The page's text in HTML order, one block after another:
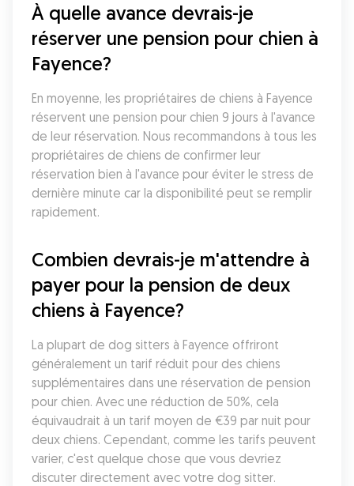
À quelle avance devrais-je
réserver une pension pour chien à
Fayence?
En moyenne, les propriétaires de chiens à Fayence
réservent une pension pour chien 9 jours à l'avance
de leur réservation. Nous recommandons à tous les
propriétaires de chiens de confirmer leur
réservation bien à l'avance pour éviter le stress de
dernière minute car la disponibilité peut se remplir
rapidement.
Combien devrais-je m'attendre à
payer pour la pension de deux
chiens à Fayence?
La plupart de dog sitters à Fayence offriront
généralement un tarif réduit pour des chiens
supplémentaires dans une réservation de pension
pour chien. Avec une réduction de 50%, cela
équivaudrait à un tarif moyen de €39 par nuit pour
deux chiens. Cependant, comme les tarifs peuvent
varier, c'est quelque chose que vous devriez
discuter directement avec votre dog sitter.